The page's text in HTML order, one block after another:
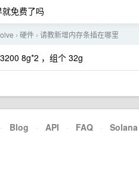
免费了吗
› 硬件 › 请教新增内存条插在哪里
8g*2 ，组个 32g
· Blog · API · FAQ · Solana